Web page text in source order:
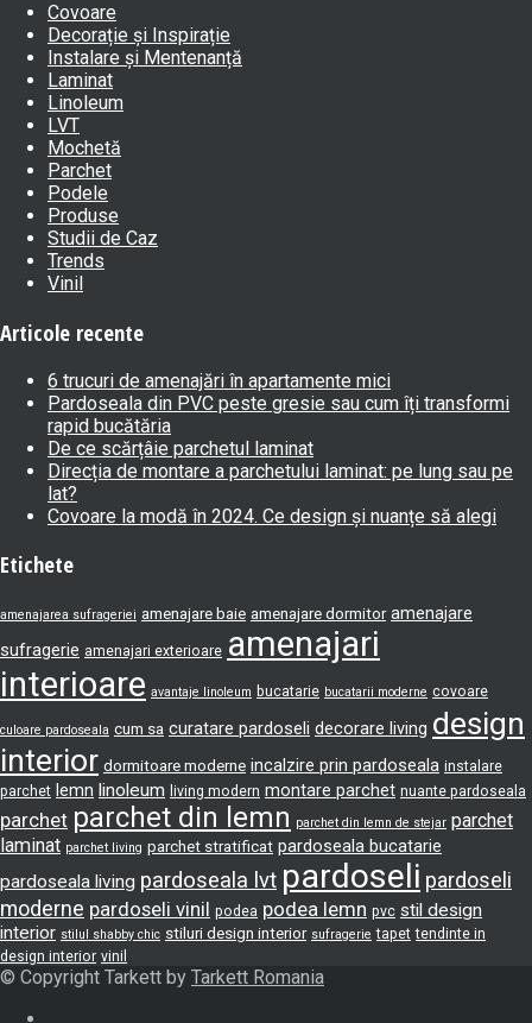
Covoare
Decorație și Inspirație
Instalare și Mentenanță
Laminat
Linoleum
LVT
Mochetă
Parchet
Podele
Produse
Studii de Caz
Trends
Vinil
Articole recente
6 trucuri de amenajări în apartamente mici
Pardoseala din PVC peste gresie sau cum îți transformi
rapid bucătăria
De ce scărțâie parchetul laminat
Direcția de montare a parchetului laminat: pe lung sau pe
lat?
Covoare la modă în 2024. Ce design și nuanțe să alegi
Etichete
amenajarea sufrageriei amenajare baie amenajare dormitor amenajare
sufragerie amenajari exterioare amenajari
interioare avantaje linoleum bucatarie bucatarii moderne covoare
culoare pardoseala cum sa curatare pardoseli decorare living design
interior dormitoare moderne incalzire prin pardoseala instalare
parchet lemn linoleum living modern montare parchet nuante pardoseala
parchet parchet din lemn parchet din lemn de stejar parchet
laminat parchet living parchet stratificat pardoseala bucatarie
pardoseala living pardoseala lvt pardoseli pardoseli
moderne pardoseli vinil podea podea lemn pvc stil design
interior stilul shabby chic stiluri design interior sufragerie tapet tendinte in
design interior vinil
© Copyright Tarkett by Tarkett Romania